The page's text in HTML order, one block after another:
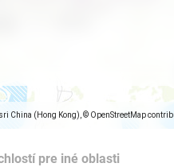
China (Hong Kong), © OpenStreetMap
pre iné oblasti